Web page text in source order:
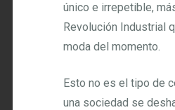
único e irrepetible,
Revolución Industrial
moda del momento.
Esto no es el tipo de
una sociedad se